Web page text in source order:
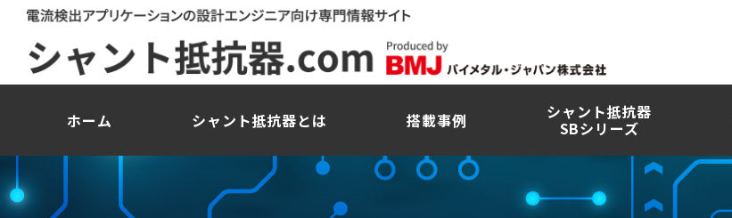
ホーム シャント抵抗器とは 搭載事例 シャント抵抗器
SBシリーズ